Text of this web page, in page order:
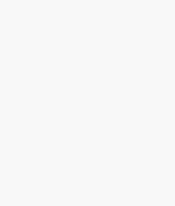
Ansprechpartner, Öffnungszeiten und
Amtsblatt” erfolgt sind.
ländlichen Raum werden aufgegriffen.